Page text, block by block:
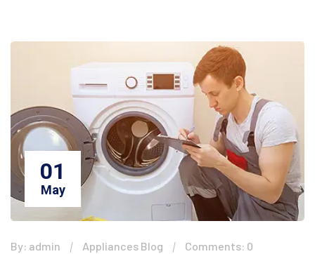
01
May
By: admin Appliances Blog Comments: 0